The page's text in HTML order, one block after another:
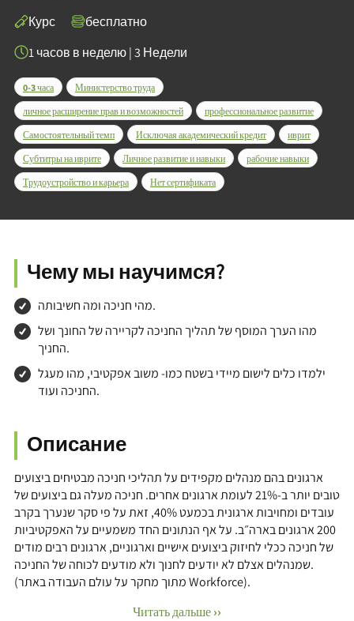
Курс
бесплатно
1 часов в неделю|3 Недели
0-3 часа
Министерство труда
личное расширение прав и возможностей
профессиональное развитие
Самостоятельный темп
Исключая академический кредит
иврит
Субтитры на иврите
Личное развитие и навыки
рабочие навыки
Трудоустройство и карьера
Нет сертификата
Чему мы научимся?
מהי חניכה ומה חשיבותה.
מהו הערך המוסף של תהליך החניכה לקריירה של החונך ושל
החניך.
ילמדו כלים לישום מיידי בשטח כמו- משוב אפקטיבי, מהו מעגל
החניכה ועוד.
Описание
ארגונים בהם מנהלים מקפידים על תהליכי חניכה מבטיחים ביצועים
טובים יותר ב-21% לעומת ארגונים אחרים. חניכה מעלה גם ביצועים של
עובדים ומחויבות ארגונית בכמעט 40%, זאת על פי סקר שנערך בקרב
200 ארגונים בארה״ב. על אף הנתונים החד משמעיים על האפקטיביות
של חניכה ככלי לחיזוק ביצועים אישיים וארגוניים, ארגונים רבים מודים
שמנהלים אצלם לא יודעים לחנוך ולא מודעים לכוחה של החניכה.
(מתוך מחקר על עולם העבודה באתר Workforce).
Читать дальше ››